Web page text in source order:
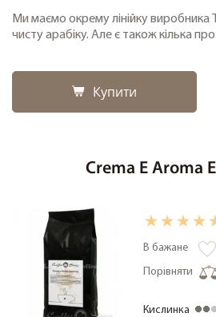
Ми маємо окрему лінійку виробника
чисту арабіку. Але є також кілька
Купити
Crema E Aroma
В бажане
Порівняти
Кислинка